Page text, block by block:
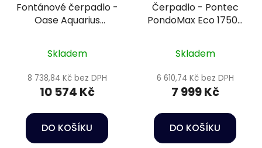
Fontánové čerpadlo -
Oase Aquarius
Skladem
8 738,84 Kč bez DPH
10 574 Kč
DO KOŠÍKU
Čerpadlo - Pontec
PondoMax Eco 17500
Skladem
6 610,74 Kč bez DPH
7 999 Kč
DO KOŠÍKU